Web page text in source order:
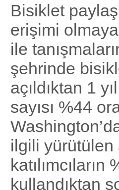
Bisiklet
erişimi
ile
şehrinde
açıldıktan 1
sayısı %44
ilgili yürütülen
kullandıktan